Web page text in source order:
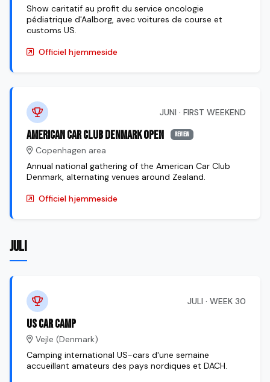
Show caritatif au profit du service oncologie
pédiatrique d'Aalborg, avec voitures de course et
customs US.
Officiel hjemmeside
JUNI · FIRST WEEKEND
American Car Club Denmark Open review
Copenhagen area
Annual national gathering of the American Car Club
Denmark, alternating venues around Zealand.
Officiel hjemmeside
JULI
JULI · WEEK 30
US Car Camp
Vejle (Denmark)
Camping international US-cars d'une semaine
accueillant amateurs des pays nordiques et DACH.